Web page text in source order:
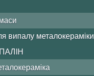
випалу металокераміки